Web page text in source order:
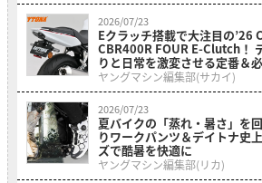
2026/07/23
Eクラッチ搭載で大注目の
CBR400R FOUR E-Clutch！
りと日常を激変させる定番＆
一挙登場！
ヤングマシン編集部(サカイ)
2026/07/23
夏バイクの「蒸れ・暑さ」を
りワークパンツ＆デイトナ史
ズで酷暑を快適に
ヤングマシン編集部(リカ)